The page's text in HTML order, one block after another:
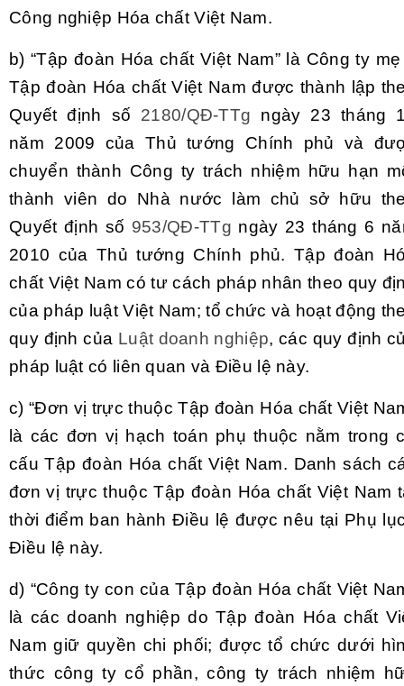
Công nghiệp Hóa chất Việt Nam.
b)“Tập đoàn Hóa chất Việt Nam” là Công ty
Tập đoàn Hóa chất Việt Nam được thành lập
Quyết định số 2180/QĐ-TTg ngày 23 tháng
năm 2009 của Thủ tướng Chính phủ và
chuyển thành Công ty trách nhiệm hữu hạn
thành viên do Nhà nước làm chủ sở hữu
Quyết định số 953/QĐ-TTg ngày 23 tháng 6
2010 của Thủ tướng Chính phủ. Tập đoàn
chất Việt Nam có tư cách pháp nhân theo quy
của pháp luật Việt Nam; tổ chức và hoạt động
quy định của Luật doanh nghiệp, các quy định
pháp luật có liên quan và Điều lệ này.
c)“Đơn vị trực thuộc Tập đoàn Hóa chất Việt
là các đơn vị hạch toán phụ thuộc nằm trong
cấu Tập đoàn Hóa chất Việt Nam. Danh sách
đơn vị trực thuộc Tập đoàn Hóa chất Việt Nam
thời điểm ban hành Điều lệ được nêu tại Phụ
Điều lệ này.
d) “Công ty con của Tập đoàn Hóa chất Việt
là các doanh nghiệp do Tập đoàn Hóa chất
Nam giữ quyền chi phối; được tổ chức dưới
thức công ty cổ phần, công ty trách nhiệm